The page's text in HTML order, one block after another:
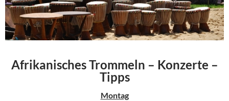
Afrikanisches Trommeln – Konzerte –
Tipps
Montag